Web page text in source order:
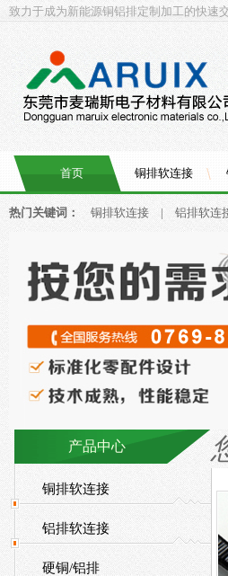
致力于成为新能源铜铝排定制加工的快速
首页 铜排软连接
热门关键词： 铜排软连接 | 铝排软连
产品中心
铜排软连接
铝排软连接
硬铜/铝排